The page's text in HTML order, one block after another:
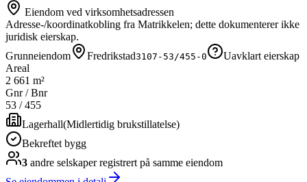
Eiendom ved virksomhetsadressen
Adresse-/koordinatkobling fra Matrikkelen; dette dokumenterer ikke
juridisk eierskap.
Grunneiendom
Fredrikstad3107-53/455-0
Uavklart eierskap
Areal
2 661 m²
Gnr / Bnr
53 /455
Lagerhall(Midlertidig brukstillatelse)
Bekreftet bygg
3 andre selskaperregistrert på samme eiendom